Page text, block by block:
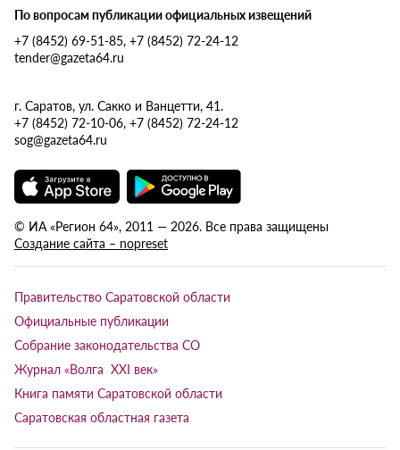
По вопросам публикации официальных извещений
+7 (8452) 69-51-85, +7 (8452) 72-24-12
tender@gazeta64.ru
г. Саратов, ул. Сакко и Ванцетти, 41.
+7 (8452) 72-10-06, +7 (8452) 72-24-12
sog@gazeta64.ru
© ИА «Регион 64», 2011 — 2026. Все права защищены
Создание сайта – nopreset
Правительство Саратовской области
Официальные публикации
Собрание законодательства СО
Журнал «Волга XXI век»
Книга памяти Саратовской области
Саратовская областная газета